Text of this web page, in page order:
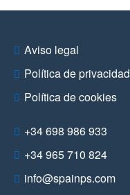
Aviso legal
Política de privacidad
Política de cookies
+34 698 986 933
+34 965 710 824
info@spainps.com